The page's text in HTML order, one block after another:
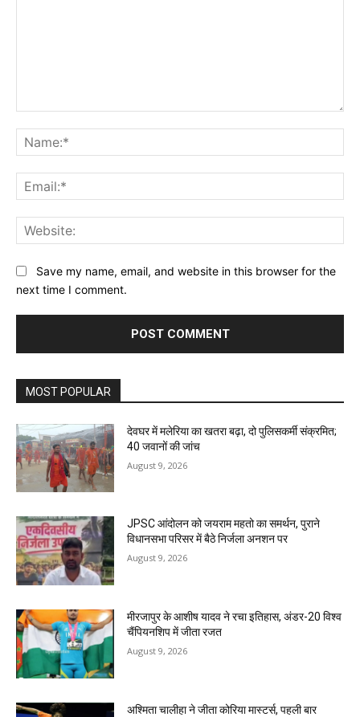
Save my name, email, and website in this browser for the
next time I comment.
MOST POPULAR
देवघर में मलेरिया का खतरा बढ़ा, दो पुलिसकर्मी संक्रमित;
40 जवानों की जांच
August 9, 2026
JPSC आंदोलन को जयराम महतो का समर्थन, पुराने
विधानसभा परिसर में बैठे निर्जला अनशन पर
August 9, 2026
मीरजापुर के आशीष यादव ने रचा इतिहास, अंडर-20 विश्व
चैंपियनशिप में जीता रजत
August 9, 2026
अश्मिता चालीहा ने जीता कोरिया मास्टर्स, पहली बार